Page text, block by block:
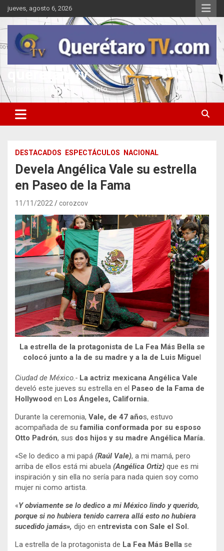
Saltar
al
contenido
jueves, agosto 6, 2026
queretarotv
Información y entretenimiento
DESTACADOS ESPECTÁCULOS NACIONAL
Devela Angélica Vale su estrella
en Paseo de la Fama
11/11/2022 corozcov
La estrella de la protagonista de La Fea Más Bella se
colocó junto a la de su madre y a la de Luis Miguel
Ciudad de México.- La actriz mexicana Angélica Vale
develó este jueves su estrella en el Paseo de la Fama de
Hollywood en Los Ángeles, California.
Durante la ceremonia, Vale, de 47 años, estuvo
acompañada de su familia conformada por su esposo
Otto Padrón, sus dos hijos y su madre Angélica María.
«Se lo dedico a mi papá (Raúl Vale), a mi mamá, pero
arriba de ellos está mi abuela (Angélica Ortiz) que es mi
inspiración y sin ella no sería para nada quien soy como
mujer ni como artista.
«Y obviamente se lo dedico a mi México lindo y querido,
porque si no hubiera tenido carrera allá esto no hubiera
sucedido jamás», dijo en entrevista con Sale el Sol.
La estrella de la protagonista de La Fea Más Bella se